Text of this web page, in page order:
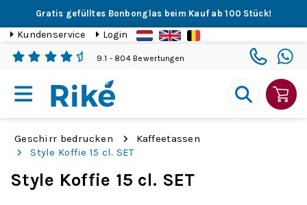
Gratis gefülltes Bonbonglas beim Kauf ab 100 Stück!
Kundenservice Login
9.1 - 804 Bewertungen
Geschirr bedrucken
Kaffeetassen
Style Koffie 15 cl. SET
Style Koffie 15 cl. SET